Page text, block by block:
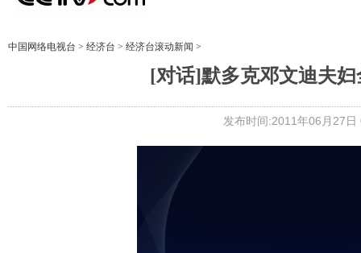
中国网络电视台 > 经济台 > 经济台滚动新闻 >
[对话]默多克邓文迪夫妇
发布时间:2011年06月27